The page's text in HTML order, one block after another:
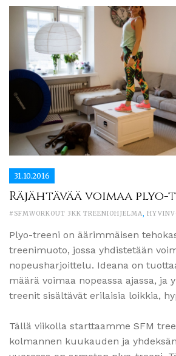
31.10.2016
Räjähtävää voimaa
#SFMWORKOUT 3KK TREENIOHJELMA,
Plyo-treeni on äärimmäisen
treenimuoto, jossa yhdistetään
nopeusharjoittelu. Ideana on
määrä voimaa nopeassa ajassa, ja
treenit sisältävät erilaisia loikkia,
Tällä viikolla starttaamme SFM
kolmannen kuukauden ja